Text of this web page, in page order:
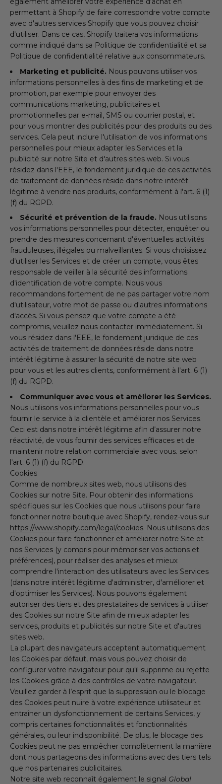
permettant à Shopify de faire correspondre votre compte
avec d'autres services Shopify que vous pouvez choisir
d'utiliser. Dans ce cas, Shopify traitera vos informations
comme indiqué dans sa Politique de confidentialité et sa
Politique de confidentialité relative aux consommateurs.
Marketing et publicité. Nous pouvons utiliser vos
informations personnelles à des fins de marketing et de
promotion, par exemple pour envoyer des
communications marketing, publicitaires et
promotionnelles par e-mail, SMS ou courrier postal, et
pour vous montrer des publicités pour des produits ou des
services. Cela peut inclure l'utilisation de vos informations
personnelles pour mieux adapter les Services et la
publicité sur notre Site et d'autres sites web. Si vous
résidez dans l'EEE, le fondement juridique de ces activités
de traitement de données réside dans notre intérêt
légitime à vendre nos produits, conformément à l'art. 6 (1)
(f) du RGPD.
Sécurité et prévention de la fraude. Nous utilisons
vos informations personnelles pour détecter, enquêter ou
prendre des mesures concernant d'éventuelles activités
frauduleuses, illégales ou malveillantes. Si vous choisissez
d'utiliser les Services et de créer un compte, vous êtes
responsable de veiller à la sécurité des informations
d'identification de votre compte. Nous vous
recommandons fortement de ne pas partager votre nom
d'utilisateur, votre mot de passe ou d'autres informations
d'accès. Si vous pensez que votre compte a été
compromis, veuillez nous contacter immédiatement. Si
vous résidez dans l'EEE, le fondement juridique de ces
activités de traitement de données réside dans notre
intérêt légitime à assurer la sécurité de notre site web
pour vous et les autres clients, conformément à l'art. 6 (1)
(f) du RGPD.
Communiquer avec vous et améliorer les Services.
Nous utilisons vos informations personnelles pour vous
fournir le service à la clientèle et améliorer nos Services.
Ceci est dans notre intérêt légitime afin d’assurer notre
réactivité, de vous fournir des services efficaces et de
maintenir notre relation commerciale avec vous. selon
l'art. 6 (1) (f) du RGPD.
Cookies
Comme de nombreux sites web, nous utilisons des
Cookies sur notre Site. Pour obtenir des informations
spécifiques sur les Cookies que nous utilisons pour faire
fonctionner notre boutique avec Shopify, rendez-vous sur
https://www.shopify.com/legal/cookies. Nous utilisons des
Cookies pour faire fonctionner et améliorer notre Site et
nos Services (y compris pour mémoriser vos actions et
préférences), pour réaliser des analyses et mieux
comprendre l'interaction des utilisateurs avec les Services
(dans notre intérêt légitime d'administrer, d'améliorer et
d'optimiser les Services). Nous pouvons également
autoriser des tiers et des prestataires de services à utiliser
des Cookies sur notre Site afin de mieux adapter les
services, produits et publicités sur notre Site et d'autres
sites web.
La plupart des navigateurs acceptent automatiquement
les Cookies par défaut, mais vous pouvez choisir de
configurer votre navigateur pour qu'il supprime ou rejette
les Cookies grâce à des contrôles de votre navigateur.
Veuillez garder à l’esprit que la suppression ou le blocage
des Cookies peut nuire à votre expérience utilisateur et
entraîner un dysfonctionnement de certains Services, y
compris certaines fonctionnalités et fonctionnalités
générales, ou leur indisponibilité. De plus, le blocage des
Cookies peut ne pas empêcher complètement la manière
dont nous partageons des informations avec des tiers tels
que nos partenaires publicitaires.
Notre site web reconnaît également le signal Global